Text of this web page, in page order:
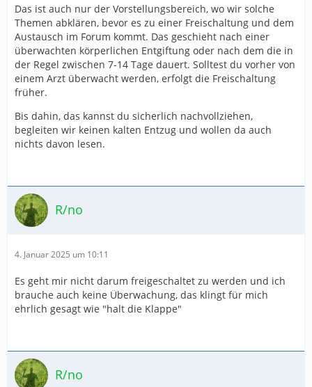
Das ist auch nur der Vorstellungsbereich, wo wir solche
Themen abklären, bevor es zu einer Freischaltung und dem
Austausch im Forum kommt. Das geschieht nach einer
überwachten körperlichen Entgiftung oder nach dem die in
der Regel zwischen 7-14 Tage dauert. Solltest du vorher von
einem Arzt überwacht werden, erfolgt die Freischaltung
früher.
Bis dahin, das kannst du sicherlich nachvollziehen,
begleiten wir keinen kalten Entzug und wollen da auch
nichts davon lesen.
R/no
4. Januar 2025 um 10:11
Es geht mir nicht darum freigeschaltet zu werden und ich
brauche auch keine Überwachung, das klingt für mich
ehrlich gesagt wie "halt die Klappe"
R/no